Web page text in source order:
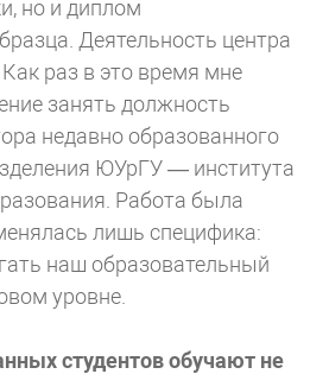
но и диплом
Деятельность центра
Как раз в это время мне
занять должность
недавно образованного
ЮУрГУ — института
Работа была
лишь специфика:
наш образовательный
уровне.
студентов обучают не